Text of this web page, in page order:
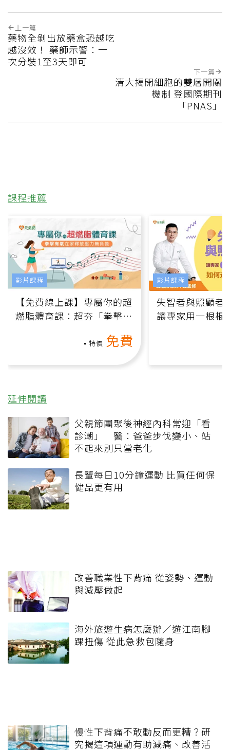
上一篇
藥物全剝出放藥盒恐越吃
越沒效！ 藥師示警：一
次分裝1至3天即可
下一篇
清大揭開細胞的雙層開關
機制 登國際期刊
「PNAS」
課程推薦
【免費線上課】專屬你的超
燃脂體育課：超夯「拳擊有
特價 免費
影片課程
失智者與照顧者
讓專家用一根棍
影片課程
延伸閱讀
父親節團聚後神經內科常迎「看
診潮」 醫：爸爸步伐變小、站
不起來別只當老化
長輩每日10分鐘運動 比買任何保
健品更有用
改善職業性下背痛 從姿勢、運動
與減壓做起
海外旅遊生病怎麼辦／遊江南腳
踝扭傷 從此急救包隨身
慢性下背痛不敢動反而更糟？研
究揭這項運動有助減痛、改善活